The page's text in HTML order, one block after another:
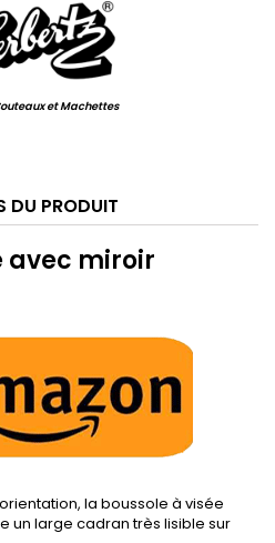
et Machettes
DU PRODUIT
avec miroir
la boussole à visée
un large cadran très lisible sur